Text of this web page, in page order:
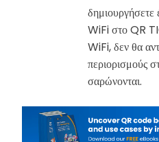
WiFi στο QR
WiFi, δεν θα
περιορισμούς
σαρώνονται.